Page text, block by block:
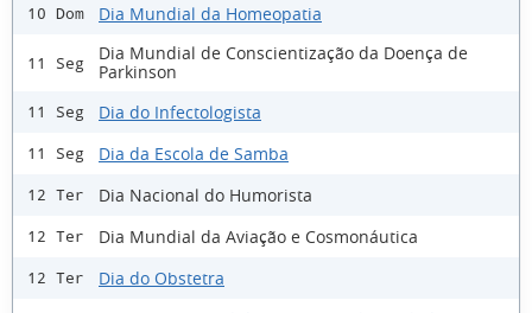
10 Dom Dia Mundial da Homeopatia
11 Seg
Dia Mundial de Conscientização da Doença de
Parkinson
11 Seg Dia do Infectologista
11 Seg Dia da Escola de Samba
12 Ter Dia Nacional do Humorista
12 Ter Dia Mundial da Aviação e Cosmonáutica
12 Ter Dia do Obstetra